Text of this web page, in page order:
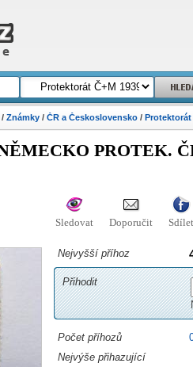
/Známky /ČR a Československo /Protektorát
PROTEK.
Sledovat Doporučit Sdílet
Nejvyšší příhoz
Přihodit
Počet příhozů
Nejvýše přihazující